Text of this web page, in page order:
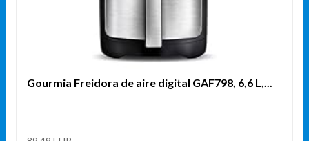
Gourmia Freidora de aire digital GAF798, 6,6 L,...